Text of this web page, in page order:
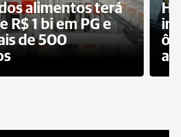
alimentos terá
R$ 1 bi em PG e
de 500